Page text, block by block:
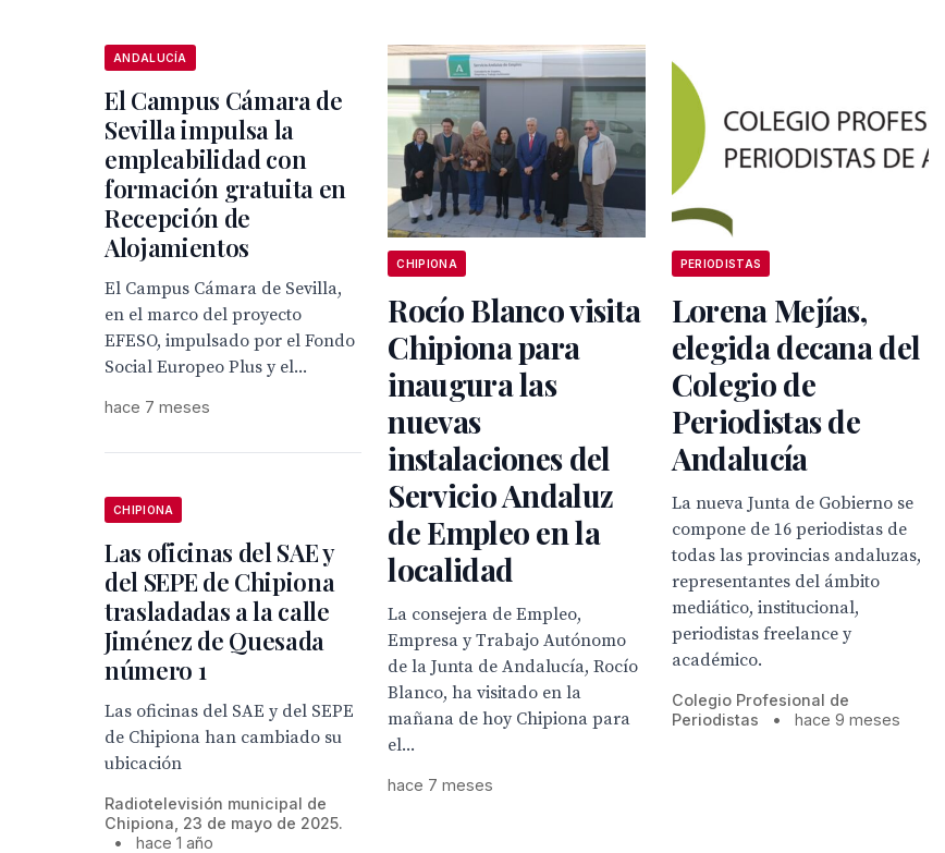
ANDALUCÍA
El Campus Cámara de
Sevilla impulsa la
empleabilidad con
formación gratuita en
Recepción de
Alojamientos
El Campus Cámara de Sevilla,
en el marco del proyecto
EFESO, impulsado por el Fondo
Social Europeo Plus y el...
hace 7 meses
CHIPIONA
Rocío Blanco visita
Chipiona para
inaugura las
nuevas
instalaciones del
Servicio Andaluz
de Empleo en la
localidad
La consejera de Empleo,
Empresa y Trabajo Autónomo
de la Junta de Andalucía, Rocío
Blanco, ha visitado en la
mañana de hoy Chipiona para
el...
hace 7 meses
PERIODISTAS
Lorena Mejías,
elegida decana del
Colegio de
Periodistas de
Andalucía
La nueva Junta de Gobierno se
compone de 16 periodistas de
todas las provincias andaluzas,
representantes del ámbito
mediático, institucional,
periodistas freelance y
académico.
Colegio Profesional de
Periodistas
• hace 9 meses
CHIPIONA
Las oficinas del SAE y
del SEPE de Chipiona
trasladadas a la calle
Jiménez de Quesada
número 1
Las oficinas del SAE y del SEPE
de Chipiona han cambiado su
ubicación
Radiotelevisión municipal de
Chipiona, 23 de mayo de 2025.
•
hace 1 año